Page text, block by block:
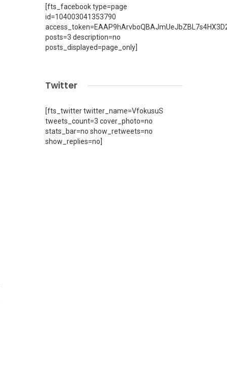
[fts_facebook type=page
id=104003041353790
posts=3 description=no
posts_displayed=page_only]
Twitter
[fts_twitter twitter_name=VfokusuS
tweets_count=3 cover_photo=no
stats_bar=no show_retweets=no
show_replies=no]